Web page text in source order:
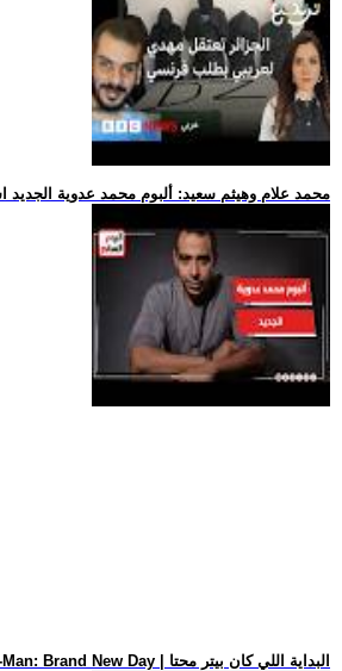
.. محمد علام وهيثم سعيد: ألبوم محمد عدوية الجديد
.. فيلم Spider-Man: Brand New Day | البداية اللي كان بيتر محتا